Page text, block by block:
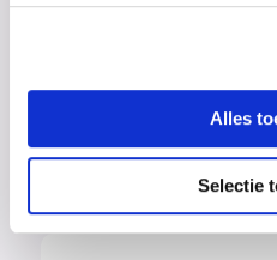
Alles
Selectie